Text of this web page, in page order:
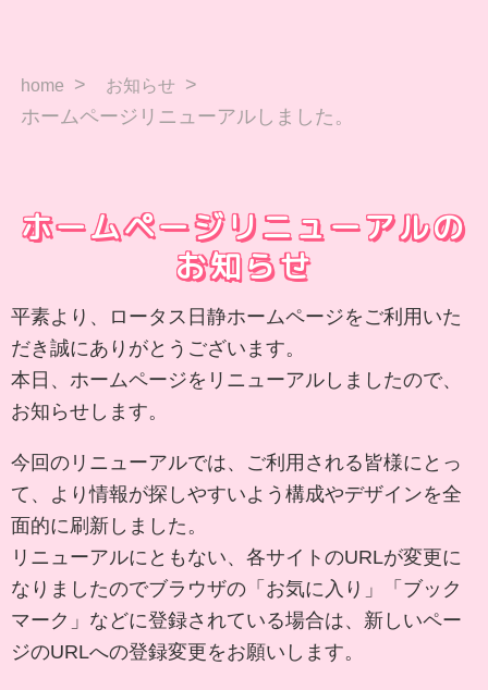
home お知らせ
ホームページリニューアルしました。
ホームページリニューアルの
お知らせ
平素より、ロータス日静ホームページをご利用いた
だき誠にありがとうございます。
本日、ホームページをリニューアルしましたので、
お知らせします。
今回のリニューアルでは、ご利用される皆様にとっ
て、より情報が探しやすいよう構成やデザインを全
面的に刷新しました。
リニューアルにともない、各サイトのURLが変更に
なりましたのでブラウザの「お気に入り」「ブック
マーク」などに登録されている場合は、新しいペー
ジのURLへの登録変更をお願いします。